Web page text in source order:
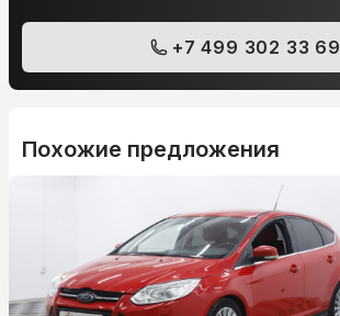
+7 499 302 33 69
Похожие предложения